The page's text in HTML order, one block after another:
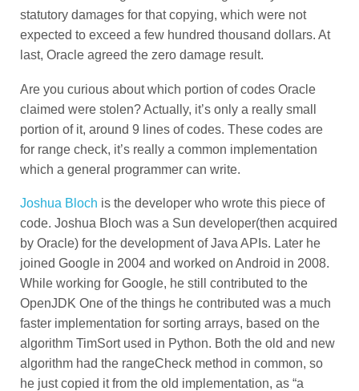
statutory damages for that copying, which were not
expected to exceed a few hundred thousand dollars. At
last, Oracle agreed the zero damage result.
Are you curious about which portion of codes Oracle
claimed were stolen? Actually, it’s only a really small
portion of it, around 9 lines of codes. These codes are
for range check, it’s really a common implementation
which a general programmer can write.
Joshua Bloch is the developer who wrote this piece of
code. Joshua Bloch was a Sun developer(then acquired
by Oracle) for the development of Java APIs. Later he
joined Google in 2004 and worked on Android in 2008.
While working for Google, he still contributed to the
OpenJDK One of the things he contributed was a much
faster implementation for sorting arrays, based on the
algorithm TimSort used in Python. Both the old and new
algorithm had the rangeCheck method in common, so
he just copied it from the old implementation, as “a